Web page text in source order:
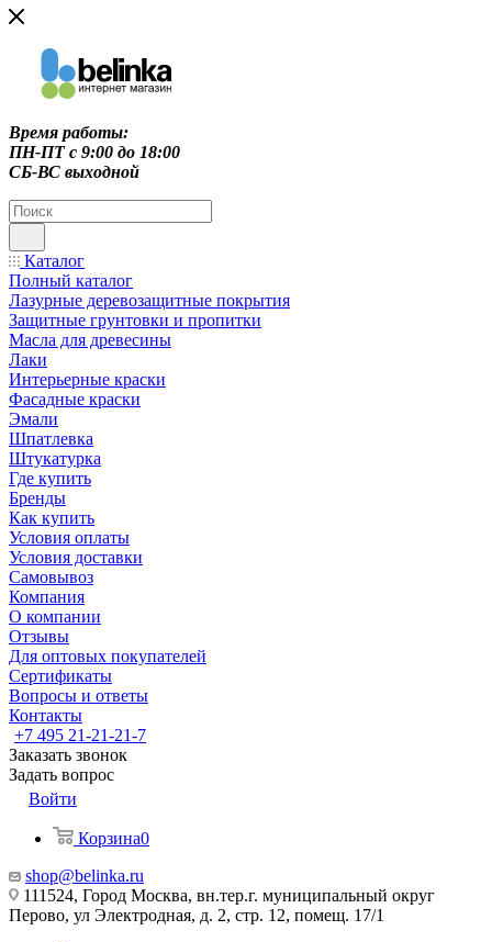
Время работы:
ПН-ПТ c 9:00 до 18:00
СБ-ВС выходной
Каталог
Полный каталог
Лазурные деревозащитные покрытия
Защитные грунтовки и пропитки
Масла для древесины
Лаки
Интерьерные краски
Фасадные краски
Эмали
Шпатлевка
Штукатурка
Где купить
Бренды
Как купить
Условия оплаты
Условия доставки
Самовывоз
Компания
О компании
Отзывы
Для оптовых покупателей
Сертификаты
Вопросы и ответы
Контакты
+7 495 21-21-21-7
Заказать звонок
Задать вопрос
Войти
Корзина0
shop@belinka.ru
111524, Город Москва, вн.тер.г. муниципальный округ
Перово, ул Электродная, д. 2, стр. 12, помещ. 17/1